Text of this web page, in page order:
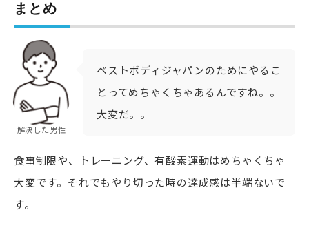
まとめ
解決した男性
ベストボディジャパンのためにやるこ
とってめちゃくちゃあるんですね。。
大変だ。。
食事制限や、トレーニング、有酸素運動はめちゃくちゃ
大変です。それでもやり切った時の達成感は半端ないで
す。